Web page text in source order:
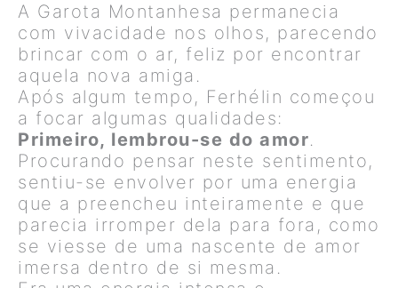
A Garota Montanhesa permanecia
com vivacidade nos olhos, parecendo
brincar com o ar, feliz por encontrar
aquela nova amiga.
Após algum tempo, Ferhélin começou
a focar algumas qualidades:
Primeiro, lembrou-se do amor.
Procurando pensar neste sentimento,
sentiu-se envolver por uma energia
que a preencheu inteiramente e que
parecia irromper dela para fora, como
se viesse de uma nascente de amor
imersa dentro de si mesma.